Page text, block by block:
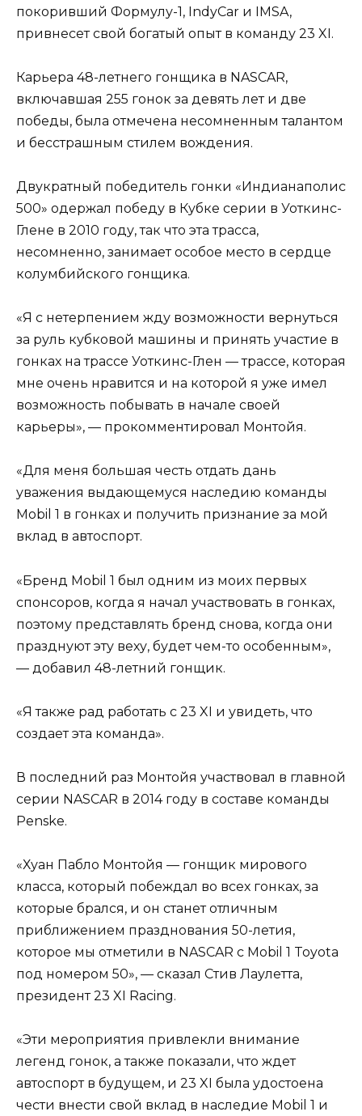
покоривший Формулу-1, IndyCar и IMSA,
привнесет свой богатый опыт в команду 23 XI.
Карьера 48-летнего гонщика в NASCAR,
включавшая 255 гонок за девять лет и две
победы, была отмечена несомненным талантом
и бесстрашным стилем вождения.
Двукратный победитель гонки «Индианаполис
500» одержал победу в Кубке серии в Уоткинс-
Глене в 2010 году, так что эта трасса,
несомненно, занимает особое место в сердце
колумбийского гонщика.
«Я с нетерпением жду возможности вернуться
за руль кубковой машины и принять участие в
гонках на трассе Уоткинс-Глен — трассе, которая
мне очень нравится и на которой я уже имел
возможность побывать в начале своей
карьеры», — прокомментировал Монтойя.
«Для меня большая честь отдать дань
уважения выдающемуся наследию команды
Mobil 1 в гонках и получить признание за мой
вклад в автоспорт.
«Бренд Mobil 1 был одним из моих первых
спонсоров, когда я начал участвовать в гонках,
поэтому представлять бренд снова, когда они
празднуют эту веху, будет чем-то особенным»,
— добавил 48-летний гонщик.
«Я также рад работать с 23 XI и увидеть, что
создает эта команда».
В последний раз Монтойя участвовал в главной
серии NASCAR в 2014 году в составе команды
Penske.
«Хуан Пабло Монтойя — гонщик мирового
класса, который побеждал во всех гонках, за
которые брался, и он станет отличным
приближением празднования 50-летия,
которое мы отметили в NASCAR с Mobil 1 Toyota
под номером 50», — сказал Стив Лаулетта,
президент 23 XI Racing.
«Эти мероприятия привлекли внимание
легенд гонок, а также показали, что ждет
автоспорт в будущем, и 23 XI была удостоена
чести внести свой вклад в наследие Mobil 1 и